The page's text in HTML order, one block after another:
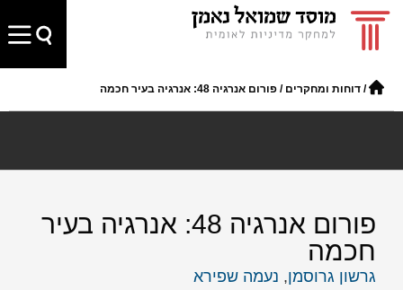
/ דוחות ומחקרים / פורום אנרגיה 48: אנרגיה בעיר חכמה
פורום אנרגיה 48: אנרגיה בעיר
חכמה
גרשון גרוסמן, נעמה שפירא